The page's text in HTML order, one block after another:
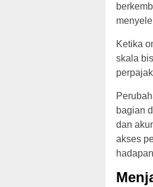
Ketika
skala
bagian
dan
akses